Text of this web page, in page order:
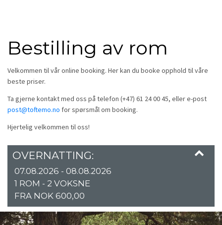
Bestilling av rom
Velkommen til vår online booking. Her kan du booke opphold til våre
beste priser.
Ta gjerne kontakt med oss på telefon (+47) 61 24 00 45, eller e-post
post@toftemo.no for spørsmål om booking.
Hjertelig velkommen til oss!
OVERNATTING:
07.08.2026 - 08.08.2026
1 ROM - 2 VOKSNE
FRA NOK 600,00